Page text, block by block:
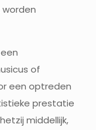
of
een optreden
prestatie
middellijk,